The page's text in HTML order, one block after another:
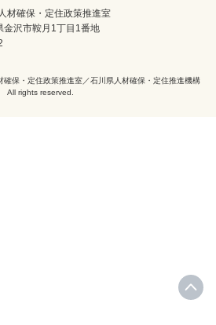
材確保・定住政策推進室
沢市鞍月1丁目1番地
保・定住政策推進室／石川県人材確保・定住推進機構
All rights reserved.